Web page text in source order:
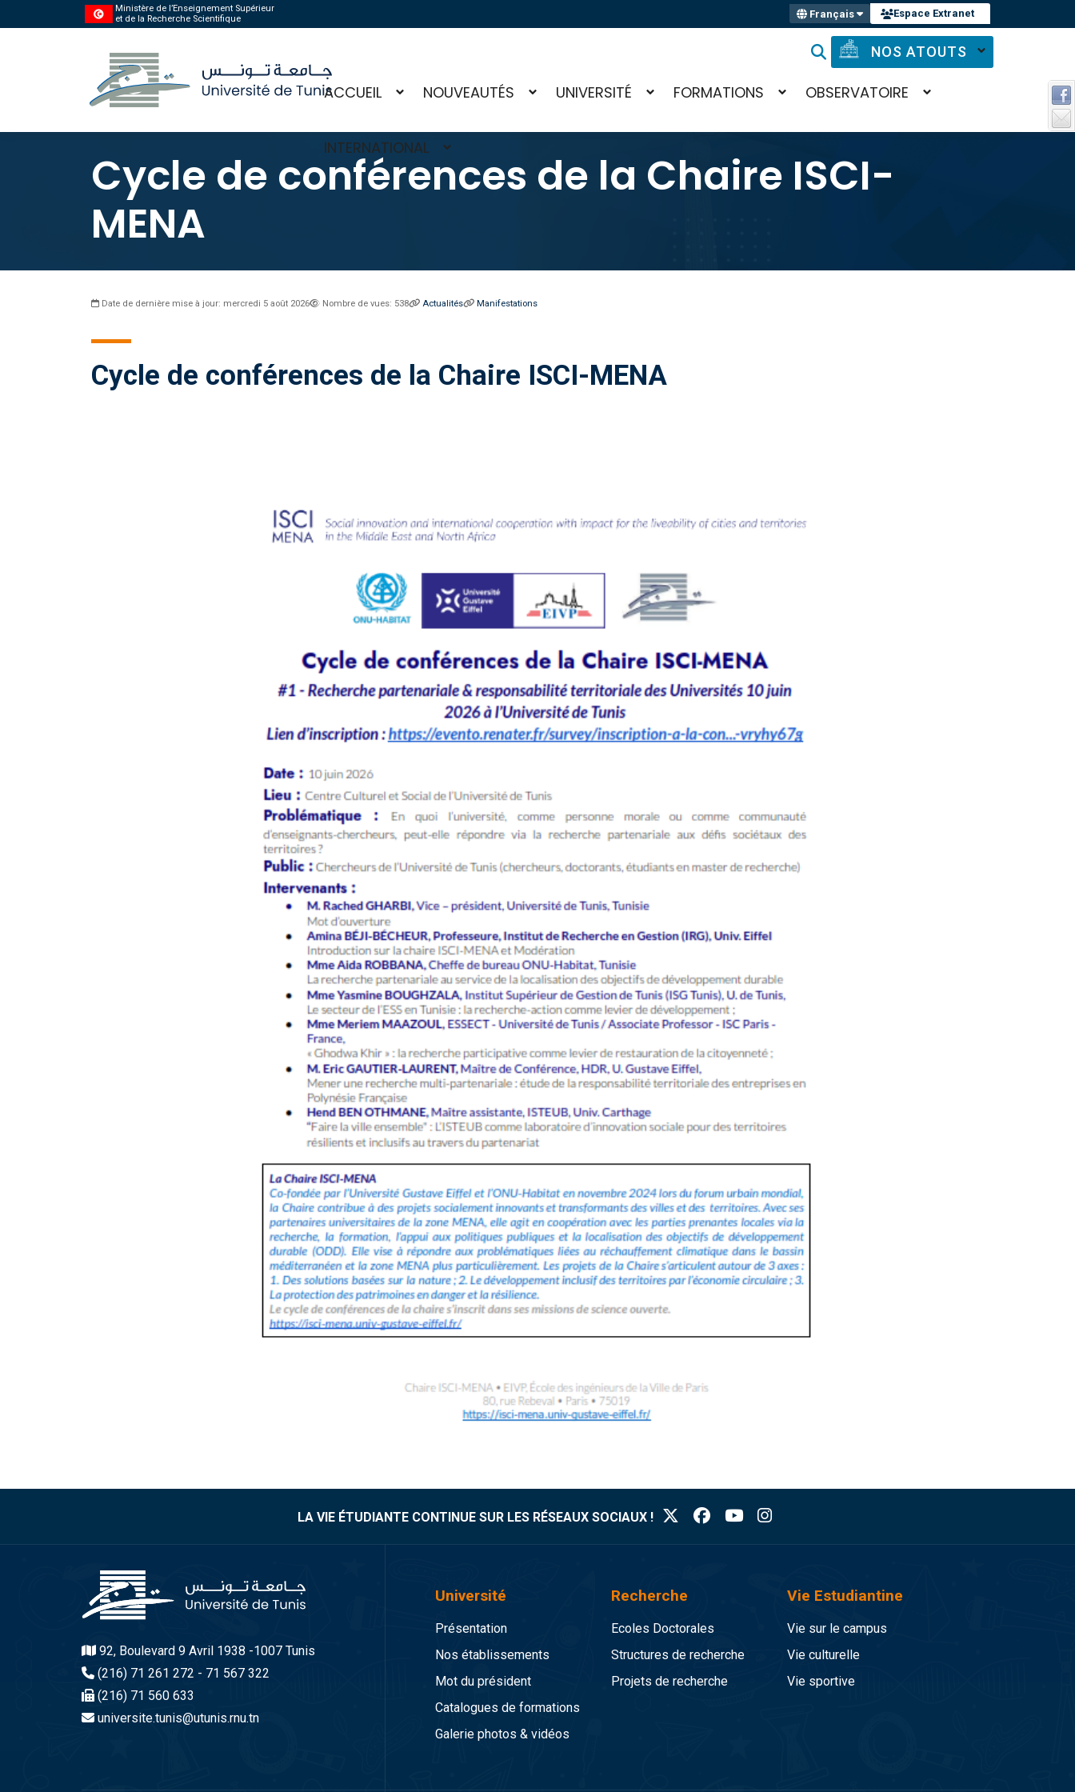
Ministère de l’Enseignement Supérieur
et de la Recherche Scientifique
Français Espace Extranet
NOS ATOUTS
ACCUEIL NOUVEAUTÉS UNIVERSITÉ FORMATIONS OBSERVATOIRE
INTERNATIONAL
Cycle de conférences de la Chaire ISCI-
MENA
Date de dernière mise à jour: mercredi 5 août 2026 Nombre de vues: 538 Actualités Manifestations
Cycle de conférences de la Chaire ISCI-MENA
LA VIE ÉTUDIANTE CONTINUE SUR LES RÉSEAUX SOCIAUX !
92, Boulevard 9 Avril 1938 -1007 Tunis
(216) 71 261 272 - 71 567 322
(216) 71 560 633
universite.tunis@utunis.rnu.tn
Université
Présentation
Nos établissements
Mot du président
Catalogues de formations
Galerie photos & vidéos
Recherche
Ecoles Doctorales
Structures de recherche
Projets de recherche
Vie Estudiantine
Vie sur le campus
Vie culturelle
Vie sportive